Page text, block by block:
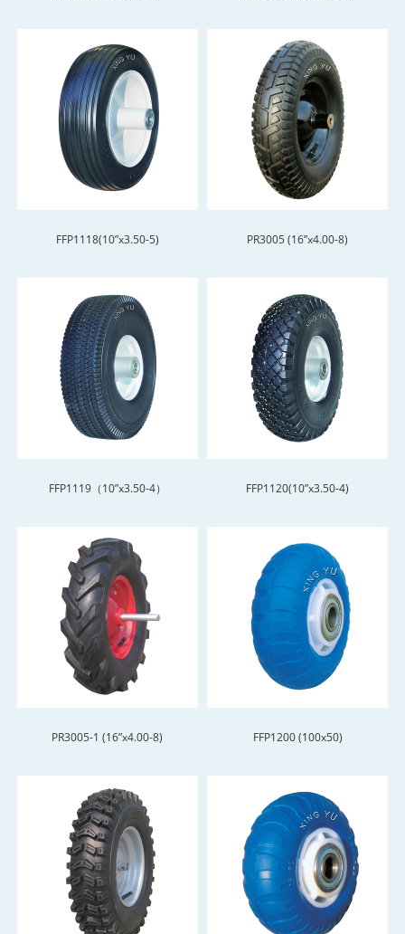
FFP1118(10”x3.50-5) PR3005 (16”x4.00-8)
FFP1119（10”x3.50-4） FFP1120(10”x3.50-4)
PR3005-1 (16”x4.00-8) FFP1200 (100x50)